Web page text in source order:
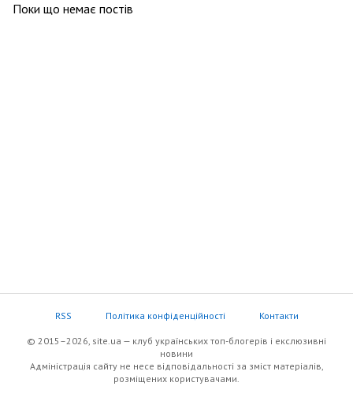
Поки що немає постів
RSS Політика конфіденційності Контакти
© 2015–2026, site.ua — клуб українських топ-блогерів i екслюзивнi
новини
Адміністрація сайту не несе відповідальності за зміст матеріалів,
розміщених користувачами.